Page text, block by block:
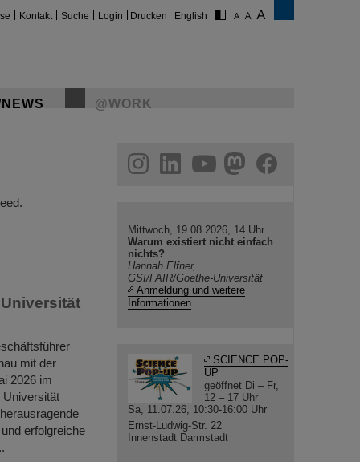
Kontakt Suche Login Drucken English
@WORK
mit der
2026 im
Universität
erfolgreiche
helmholtz.social
facebook
Mittwoch, 19.08.2026, 14 Uhr
Warum existiert nicht einfach
nichts?
Hannah Elfner,
GSI/FAIR/Goethe-Universität
Anmeldung und weitere
Informationen
SCIENCE POP-
UP
geöffnet Di – Fr,
12 – 17 Uhr
Sa, 11.07.26, 10:30-16:00 Uhr
Ernst-Ludwig-Str. 22
Innenstadt Darmstadt